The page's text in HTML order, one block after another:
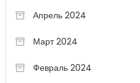
Апрель 2024
Март 2024
Февраль 2024